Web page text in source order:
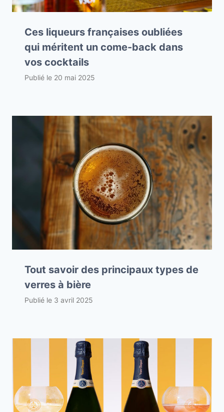
Ces liqueurs françaises oubliées
qui méritent un come-back dans
vos cocktails
Publié le 20 mai 2025
Tout savoir des principaux types de
verres à bière
Publié le 3 avril 2025